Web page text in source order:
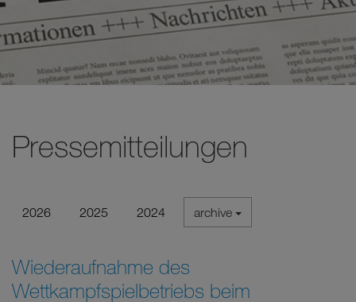
Pressemitteilungen
2026 2025 2024 archive
Wiederaufnahme des
Wettkampfspielbetriebs beim